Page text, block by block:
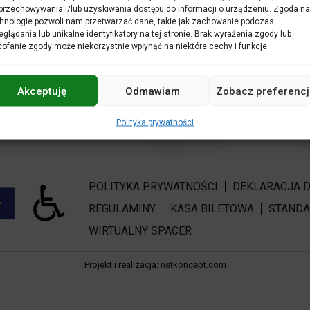
i/lub uzyskiwania dostępu do informacji o urządzeniu. Zgoda
pozwoli nam przetwarzać dane, takie jak zachowanie podczas
lub unikalne identyfikatory na tej stronie. Brak wyrażenia zgody lub
zgody może niekorzystnie wpłynąć na niektóre cechy i funkcje.
Akceptuję Odmawiam Zobacz
Polityka prywatności
Orkiestry FO, na obojach zagrali Wiktoria
sukni zaśpiewała Magdalena Wachowska.
Nutka! W tej roli wystąpiła Jagoda Wachowska. A o
26 LUTEGO 2019
POLITYKA PRYWATNOŚCI DEKLARACJA
REGULAMINY
KASA BILETOWA
WIRTUALNY SPACER
Projekt i realizacja: netkoncept.com